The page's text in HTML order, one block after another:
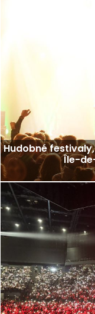
Hudobné
Île-